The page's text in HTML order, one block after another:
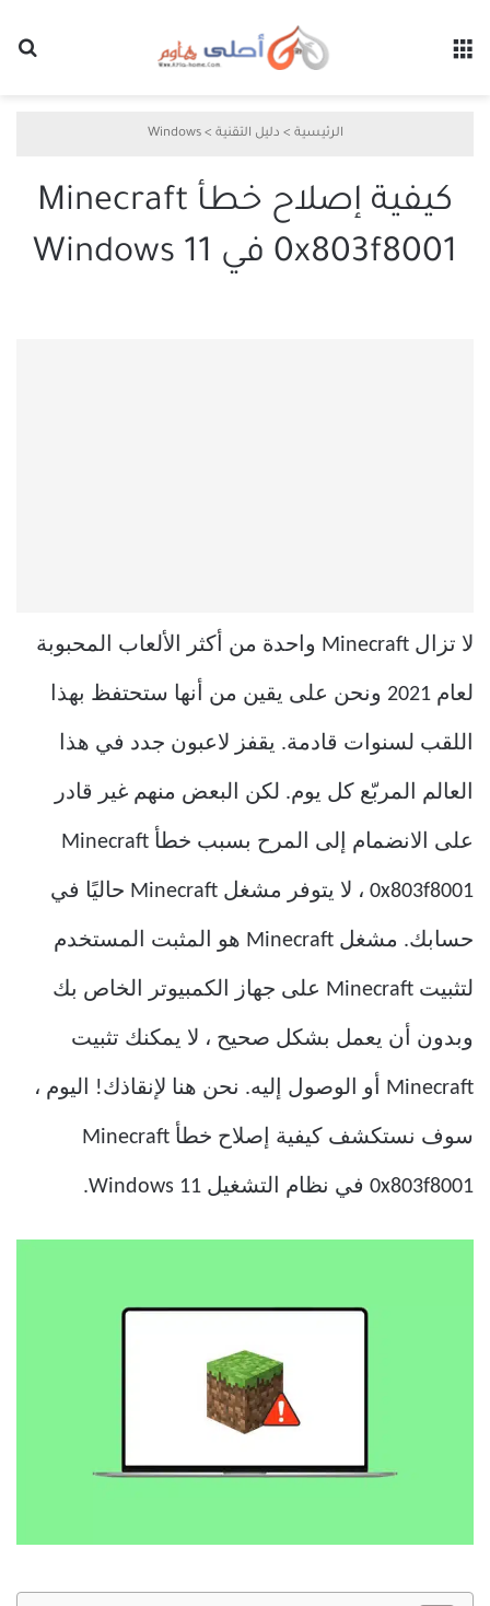
الرئيسية > دليل التقنية >
Windows
كيفية إصلاح خطأ Minecraft
0x803f8001 في Windows 11
لا تزال Minecraft واحدة من أكثر الألعاب المحبوبة
لعام 2021 ونحن على يقين من أنها ستحتفظ بهذا
اللقب لسنوات قادمة. يقفز لاعبون جدد في هذا
العالم المربّع كل يوم. لكن البعض منهم غير قادر
على الانضمام إلى المرح بسبب خطأ Minecraft
0x803f8001 ، لا يتوفر مشغل Minecraft حاليًا في
حسابك. مشغل Minecraft هو المثبت المستخدم
لتثبيت Minecraft على جهاز الكمبيوتر الخاص بك
وبدون أن يعمل بشكل صحيح ، لا يمكنك تثبيت
Minecraft أو الوصول إليه. نحن هنا لإنقاذك! اليوم ،
سوف نستكشف كيفية إصلاح خطأ Minecraft
0x803f8001 في نظام التشغيل Windows 11.